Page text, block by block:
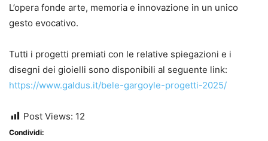
L’opera fonde arte, memoria e innovazione in un unico
gesto evocativo.
Tutti i progetti premiati con le relative spiegazioni e i
disegni dei gioielli sono disponibili al seguente link:
https://www.galdus.it/bele-gargoyle-progetti-2025/
Post Views: 12
Condividi: